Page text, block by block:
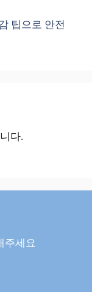
팁으로 안전
다.
주세요